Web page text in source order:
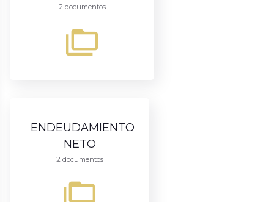
2 documentos
ENDEUDAMIENTO
NETO
2 documentos